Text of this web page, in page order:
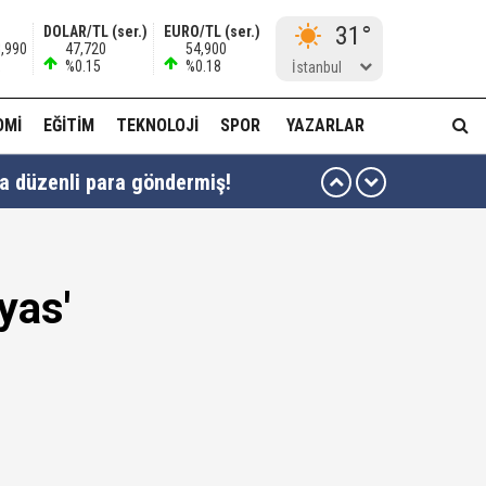
DOLAR/TL (ser.)
47,720
%0.15
EURO/TL (ser.)
54,900
%0.18
31°
İstanbul
EĞITIM TEKNOLOJI SPOR YAZARLAR
düzenli para göndermiş!
edilmeye razıyım'
Hür Ağbaba gözaltında!